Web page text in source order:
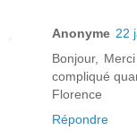
Anonyme 22
Bonjour,
compliqué
Florence
Répondre